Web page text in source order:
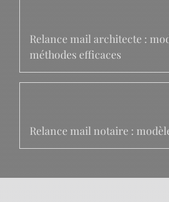
Relance mail architecte :
méthodes efficaces
Relance mail notaire :